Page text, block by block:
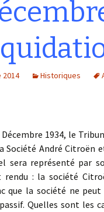
2014 Historiques
1934, le Tribunal
Société André Citroën
sera représenté par
rendu : la société
que la société ne
Quelles sont les